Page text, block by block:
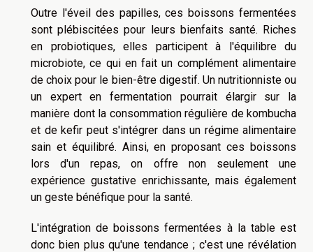
Outre l'éveil des papilles, ces boissons fermentées
sont plébiscitées pour leurs bienfaits santé. Riches
en probiotiques, elles participent à l'équilibre du
microbiote, ce qui en fait un complément alimentaire
de choix pour le bien-être digestif. Un nutritionniste ou
un expert en fermentation pourrait élargir sur la
manière dont la consommation régulière de kombucha
et de kefir peut s'intégrer dans un régime alimentaire
sain et équilibré. Ainsi, en proposant ces boissons
lors d'un repas, on offre non seulement une
expérience gustative enrichissante, mais également
un geste bénéfique pour la santé.
L'intégration de boissons fermentées à la table est
donc bien plus qu'une tendance ; c'est une révélation